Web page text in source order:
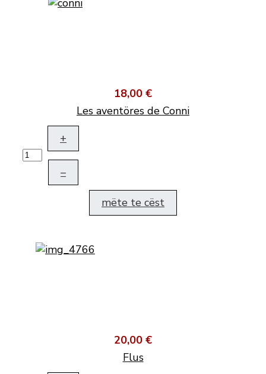
18,00 €
Les aventöres de Conni
+
–
mëte te cëst
20,00 €
Flus